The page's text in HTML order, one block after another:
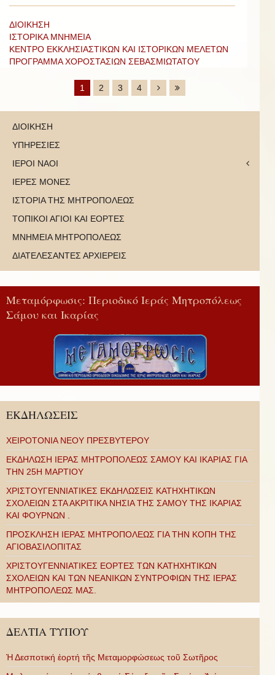
ΔΙΟΙΚΗΣΗ
ΙΣΤΟΡΙΚΑ ΜΝΗΜΕΙΑ
ΚΕΝΤΡΟ ΕΚΚΛΗΣΙΑΣΤΙΚΩΝ ΚΑΙ ΙΣΤΟΡΙΚΩΝ ΜΕΛΕΤΩΝ
ΠΡΟΓΡΑΜΜΑ ΧΟΡΟΣΤΑΣΙΩΝ ΣΕΒΑΣΜΙΩΤΑΤΟΥ
1 2 3 4
ΔΙΟΙΚΗΣΗ
ΥΠΗΡΕΣΙΕΣ
ΙΕΡΟΙ ΝΑΟΙ
ΙΕΡΕΣ ΜΟΝΕΣ
ΙΣΤΟΡΙΑ ΤΗΣ ΜΗΤΡΟΠΟΛΕΩΣ
ΤΟΠΙΚΟΙ ΑΓΙΟΙ ΚΑΙ ΕΟΡΤΕΣ
ΜΝΗΜΕΙΑ ΜΗΤΡΟΠΟΛΕΩΣ
ΔΙΑΤΕΛΕΣΑΝΤΕΣ ΑΡΧΙΕΡΕΙΣ
Μεταμόρφωσις: Περιοδικό Ιεράς Μητροπόλεως
Σάμου και Ικαρίας
ΕΚΔΗΛΩΣΕΙΣ
ΧΕΙΡΟΤΟΝΙΑ ΝΕΟΥ ΠΡΕΣΒΥΤΕΡΟΥ
ΕΚΔΗΛΩΣΗ ΙΕΡΑΣ ΜΗΤΡΟΠΟΛΕΩΣ ΣΑΜΟΥ ΚΑΙ ΙΚΑΡΙΑΣ ΓΙΑ
ΤΗΝ 25Η ΜΑΡΤΙΟΥ
ΧΡΙΣΤΟΥΓΕΝΝΙΑΤΙΚΕΣ ΕΚΔΗΛΩΣΕΙΣ ΚΑΤΗΧΗΤΙΚΩΝ
ΣΧΟΛΕΙΩΝ ΣΤΑ ΑΚΡΙΤΙΚΑ ΝΗΣΙΑ ΤΗΣ ΣΑΜΟΥ ΤΗΣ ΙΚΑΡΙΑΣ
ΚΑΙ ΦΟΥΡΝΩΝ .
ΠΡΟΣΚΛΗΣΗ ΙΕΡΑΣ ΜΗΤΡΟΠΟΛΕΩΣ ΓΙΑ ΤΗΝ ΚΟΠΗ ΤΗΣ
ΑΓΙΟΒΑΣΙΛΟΠΙΤΑΣ
ΧΡΙΣΤΟΥΓΕΝΝΙΑΤΙΚΕΣ ΕΟΡΤΕΣ ΤΩΝ ΚΑΤΗΧΗΤΙΚΩΝ
ΣΧΟΛΕΙΩΝ ΚΑΙ ΤΩΝ ΝΕΑΝΙΚΩΝ ΣΥΝΤΡΟΦΙΩΝ ΤΗΣ ΙΕΡΑΣ
ΜΗΤΡΟΠΟΛΕΩΣ ΜΑΣ.
ΔΕΛΤΙΑ ΤΥΠΟΥ
Ἡ Δεσποτική ἑορτή τῆς Μεταμορφώσεως τοῦ Σωτῆρος